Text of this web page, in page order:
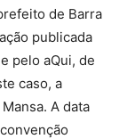
de Barra
publicada
pelo aQui, de
caso, a
A data